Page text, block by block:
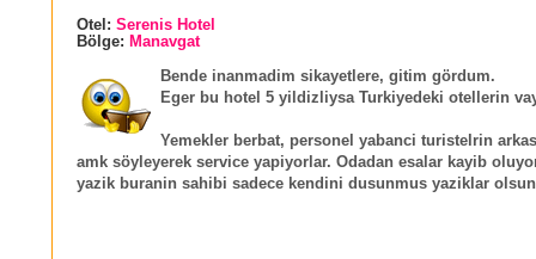
Otel: Serenis Hotel
Bölge: Manavgat
Bende inanmadim sikayetlere, gitim gördum.
Eger bu hotel 5 yildizliysa Turkiyedeki otellerin
Yemekler berbat, personel yabanci turistelrin
amk söyleyerek service yapiyorlar. Odadan esalar kayib
yazik buranin sahibi sadece kendini dusunmus yaziklar